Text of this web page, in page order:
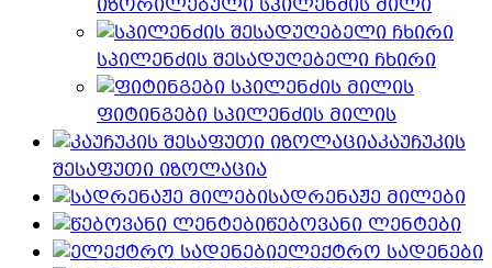
იზორილებული სპილენძის მილი
სპილენძის შესადუღებელი ჩხირი
ფიტინგები სპილენძის მილის
კაუჩუკის
შესაფუთი იზოლაცია
სადრენაჟე მილები
წებოვანი ლენტები
ელექტრო სადენები